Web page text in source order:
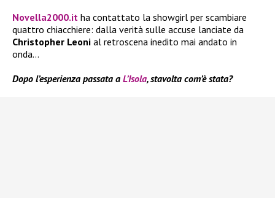
Novella2000.it ha contattato la showgirl per scambiare
quattro chiacchiere: dalla verità sulle accuse lanciate da
Christopher Leoni al retroscena inedito mai andato in
onda…
Dopo l’esperienza passata a L’Isola, stavolta com’è stata?